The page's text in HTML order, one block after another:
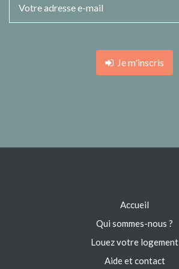
Je m'inscris
Accueil
Qui sommes-nous ?
Louez votre logement
Aide et contact